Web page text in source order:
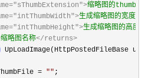
缩略图的thumb
生成缩略图的宽度
生成缩略图的高度
缩略图名称</returns>
UpLoadImage(HttpPostedFileBase
= "" ;